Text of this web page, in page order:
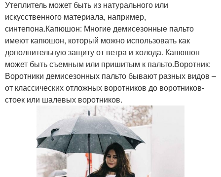
Утеплитель может быть из натурального или
искусственного материала, например,
синтепона.Капюшон: Многие демисезонные пальто
имеют капюшон, который можно использовать как
дополнительную защиту от ветра и холода. Капюшон
может быть съемным или пришитым к пальто.Воротник:
Воротники демисезонных пальто бывают разных видов –
от классических отложных воротников до воротников-
стоек или шалевых воротников.